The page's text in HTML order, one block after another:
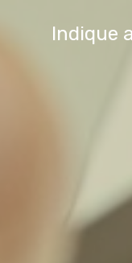
Indique